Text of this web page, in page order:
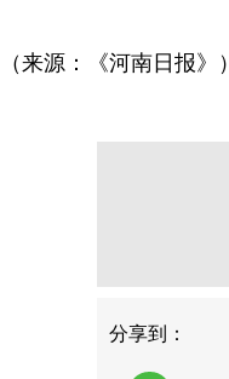
（来源：《河南日报》）
分享到：